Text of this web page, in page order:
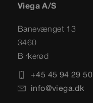
Viega A/S
Banevænget 13
3460
Birkerød
+45 45 94 29 50
info@viega.dk